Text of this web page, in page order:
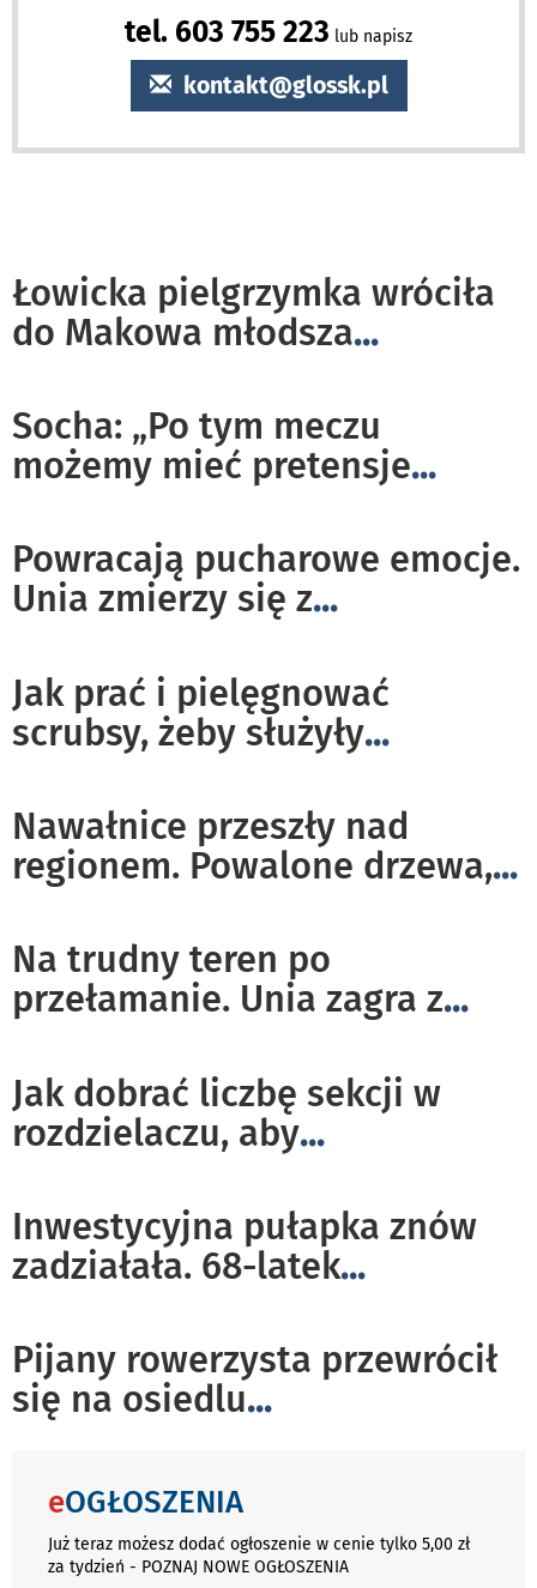
tel. 603 755 223 lub napisz
kontakt@glossk.pl
Łowicka pielgrzymka wróciła
do Makowa młodsza...
Socha: „Po tym meczu
możemy mieć pretensje...
Powracają pucharowe emocje.
Unia zmierzy się z...
Jak prać i pielęgnować
scrubsy, żeby służyły...
Nawałnice przeszły nad
regionem. Powalone drzewa,...
Na trudny teren po
przełamanie. Unia zagra z...
Jak dobrać liczbę sekcji w
rozdzielaczu, aby...
Inwestycyjna pułapka znów
zadziałała. 68-latek...
Pijany rowerzysta przewrócił
się na osiedlu...
eOGŁOSZENIA
Już teraz możesz dodać ogłoszenie w cenie tylko 5,00 zł
za tydzień - POZNAJ NOWE OGŁOSZENIA